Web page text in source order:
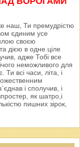
наш, Ти премудрістю
єдиним усе
своєю
дією в одне ціле
адже Тобі все
неможливого для
Ти всі часи, літа, і
і сполучив, і
як шатро,і
пишних зірок,